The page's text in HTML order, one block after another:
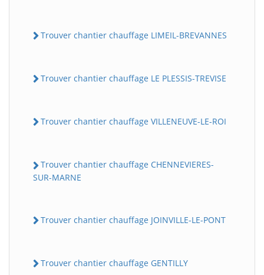
Trouver chantier chauffage LIMEIL-BREVANNES
Trouver chantier chauffage LE PLESSIS-TREVISE
Trouver chantier chauffage VILLENEUVE-LE-ROI
Trouver chantier chauffage CHENNEVIERES-
SUR-MARNE
Trouver chantier chauffage JOINVILLE-LE-PONT
Trouver chantier chauffage GENTILLY